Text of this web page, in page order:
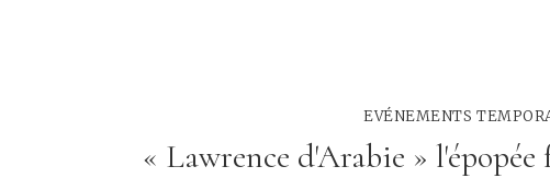
EVÉNEMENTS
« Lawrence d'Arabie »